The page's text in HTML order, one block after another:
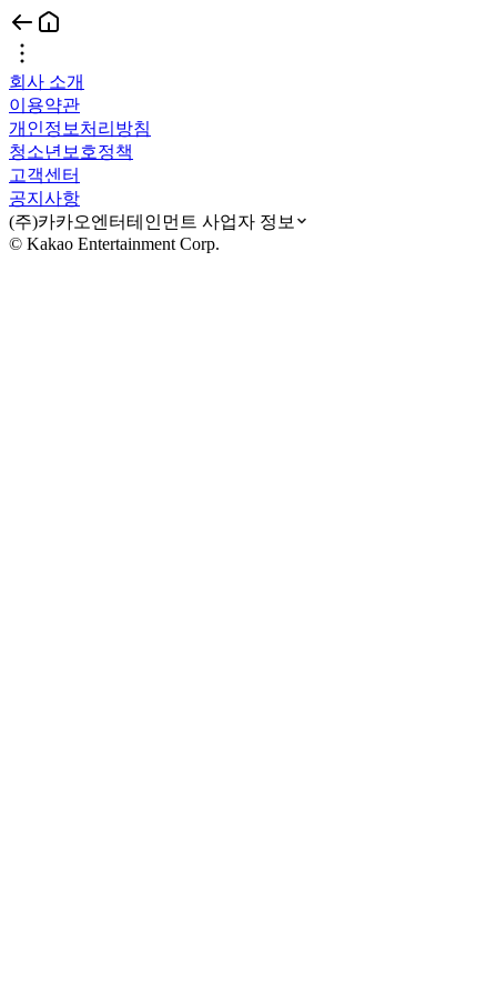
회사 소개
이용약관
개인정보처리방침
청소년보호정책
고객센터
공지사항
(주)카카오엔터테인먼트 사업자 정보
© Kakao Entertainment Corp.